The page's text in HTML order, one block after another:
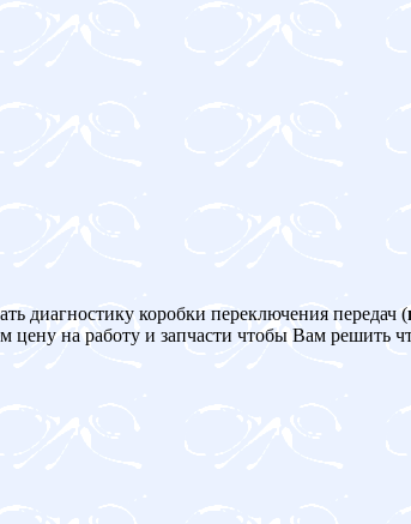
диагностику коробки переключения передач (
на работу и запчасти чтобы Вам решить